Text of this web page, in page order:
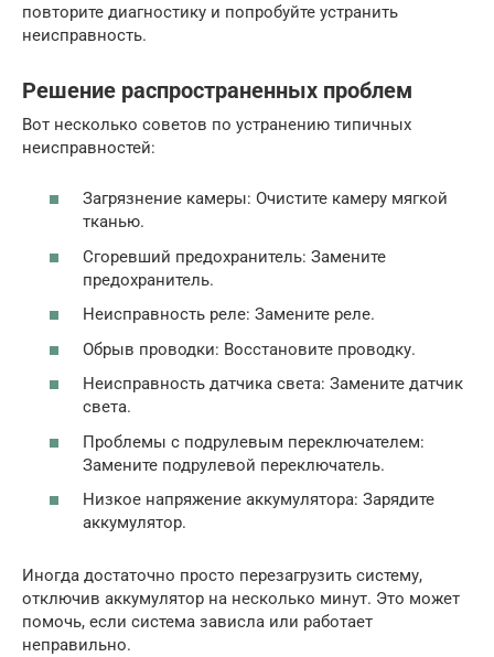
повторите диагностику и попробуйте устранить
неисправность.
Решение распространенных проблем
Вот несколько советов по устранению типичных
неисправностей:
Загрязнение камеры: Очистите камеру мягкой
тканью.
Сгоревший предохранитель: Замените
предохранитель.
Неисправность реле: Замените реле.
Обрыв проводки: Восстановите проводку.
Неисправность датчика света: Замените датчик
света.
Проблемы с подрулевым переключателем:
Замените подрулевой переключатель.
Низкое напряжение аккумулятора: Зарядите
аккумулятор.
Иногда достаточно просто перезагрузить систему,
отключив аккумулятор на несколько минут. Это может
помочь, если система зависла или работает
неправильно.